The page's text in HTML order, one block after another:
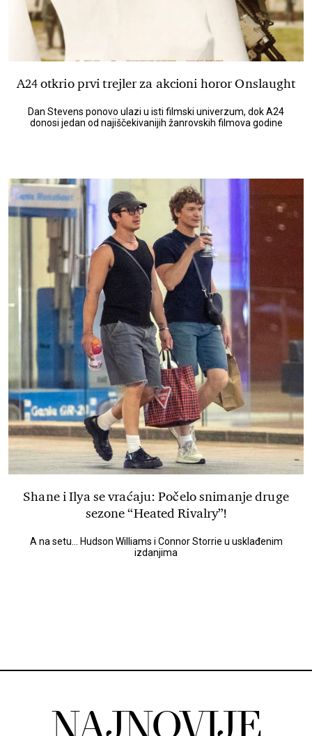
A24 otkrio prvi trejler za akcioni horor Onslaught
Dan Stevens ponovo ulazi u isti filmski univerzum, dok A24
donosi jedan od najiščekivanijih žanrovskih filmova godine
Shane i Ilya se vraćaju: Počelo snimanje druge
sezone “Heated Rivalry”!
A na setu... Hudson Williams i Connor Storrie u usklađenim
izdanjima